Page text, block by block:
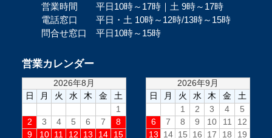
営業時間 平日10時～17時｜土 9時～17時
電話窓口 平日・土 10時～12時/13時～15時
問合せ窓口 平日10時～15時
営業カレンダー